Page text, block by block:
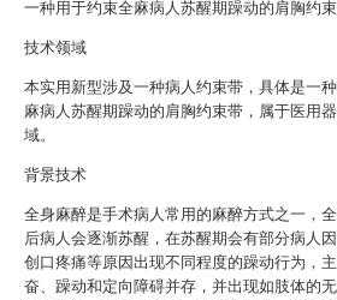
一种用于约束全麻病人苏醒期躁动的肩胸约
技术领域
本实用新型涉及一种病人约束带，具体是一
麻病人苏醒期躁动的肩胸约束带，属于医用
域。
背景技术
全身麻醉是手术病人常用的麻醉方式之一，
后病人会逐渐苏醒，在苏醒期会有部分病人
创口疼痛等原因出现不同程度的躁动行为，
奋、躁动和定向障碍并存，并出现如肢体的无